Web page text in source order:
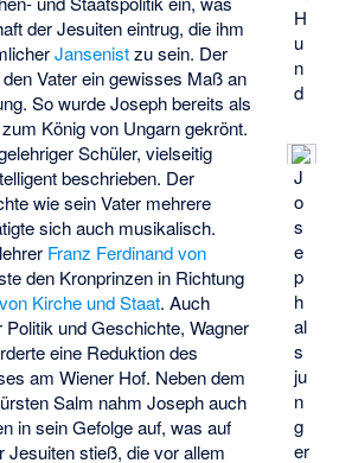
H
u
n
d
J
o
s
e
p
h
al
s
ju
n
g
er
der Jesuiten eintrug, die ihm
Jansenistzu sein. Der
Vater ein gewisses Maß an
So wurde Joseph bereits als
König von Ungarn gekrönt.
Schüler, vielseitig
beschrieben. Der
wie sein Vater mehrere
sich auch musikalisch.
Franz Ferdinand von
den Kronprinzen in Richtung
Kirche und Staat. Auch
und Geschichte, Wagner
eine Reduktion des
am Wiener Hof. Neben dem
Salm nahm Joseph auch
in sein Gefolge auf, was auf
Jesuiten stieß, die vor allem